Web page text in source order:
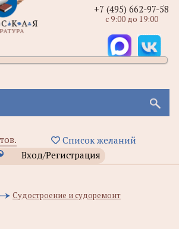
тов.
Список желаний
Вход/Регистрация
+7 (495) 662-97-58
с 9:00 до 19:00
Судостроение и судоремонт